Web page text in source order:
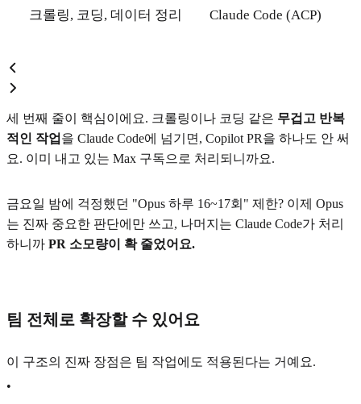
크롤링, 코딩, 데이터 정리 Claude Code (ACP)
세 번째 줄이 핵심이에요. 크롤링이나 코딩 같은 무겁고 반복
적인 작업 을 Claude Code에 넘기면, Copilot PR을 하나도 안 써
요. 이미 내고 있는 Max 구독으로 처리되니까요.
금요일 밤에 걱정했던 "Opus 하루 16~17회" 제한? 이제 Opus
는 진짜 중요한 판단에만 쓰고, 나머지는 Claude Code가 처리
하니까 PR 소모량이 확 줄었어요.
팀 전체로 확장할 수 있어요
이 구조의 진짜 장점은 팀 작업에도 적용된다는 거예요.
•